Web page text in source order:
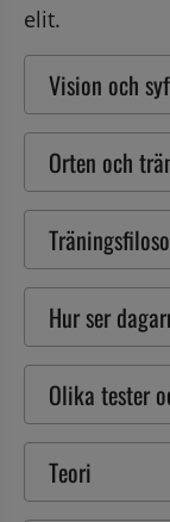
elit.
Vision och
Orten och
Hur ser
Olika tester
Teori